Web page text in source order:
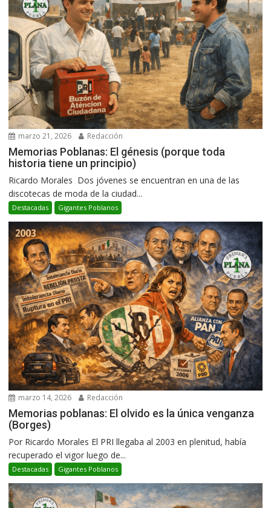
marzo 21, 2026 Redacción
Memorias Poblanas: El génesis (porque toda
historia tiene un principio)
Ricardo Morales Dos jóvenes se encuentran en una de las
discotecas de moda de la ciudad...
Destacadas Gigantes Poblanos
marzo 14, 2026 Redacción
Memorias poblanas: El olvido es la única venganza
(Borges)
Por Ricardo Morales El PRI llegaba al 2003 en plenitud, había
recuperado el vigor luego de...
Destacadas Gigantes Poblanos